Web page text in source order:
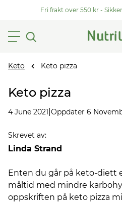
Fri frakt over 550 kr -
Keto Keto pizza
Keto pizza
4 June 2021 Oppdater 6
Skrevet av:
Linda Strand
Enten du går på keto-diett
måltid med mindre
oppskriften på keto pizza